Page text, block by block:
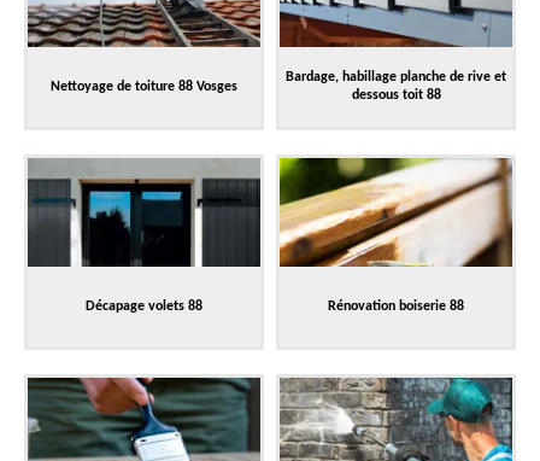
Nettoyage de toiture 88 Vosges
Bardage, habillage planche de rive et
dessous toit 88
Décapage volets 88 Rénovation boiserie 88